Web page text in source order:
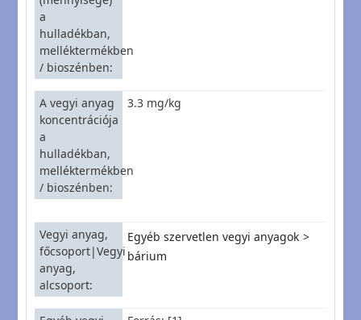
a
hulladékban,
melléktermékben
/ bioszénben
A vegyi anyag
koncentrációja
a
hulladékban,
melléktermékben
/ bioszénben
3.3 mg/kg
Vegyi anyag,
főcsoport|Vegyi
anyag,
alcsoport
Egyéb szervetlen vegyi anyagok
bárium